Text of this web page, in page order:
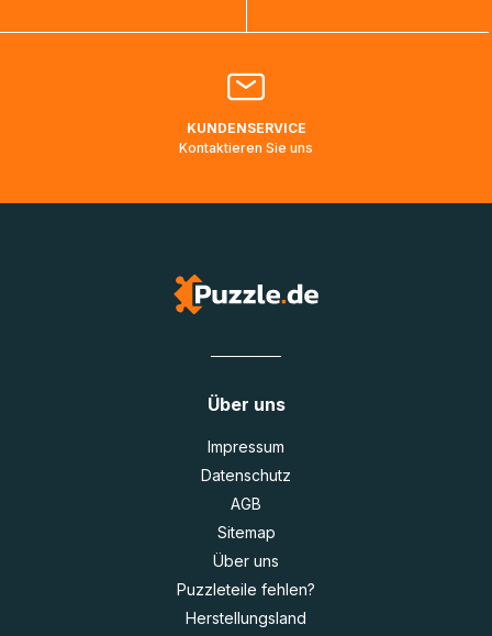
Bitte kontaktieren Sie denKundenservicefalls Ihr Paket
Lieferadressen in Deutschland oder Europa mehrere Tage
KUNDENSERVICE
Kontaktieren Sie uns
Über uns
Impressum
Datenschutz
AGB
Sitemap
Über uns
Puzzleteile fehlen?
Herstellungsland